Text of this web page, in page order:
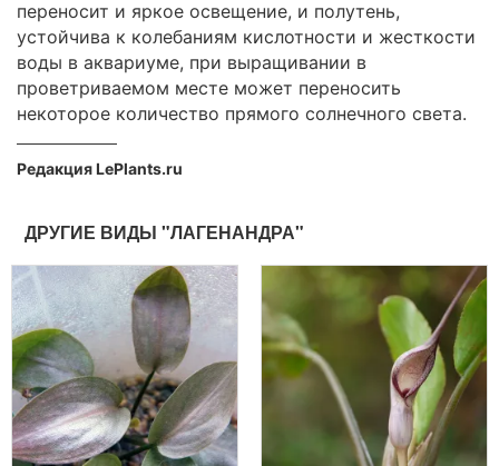
переносит и яркое освещение, и полутень,
устойчива к колебаниям кислотности и жесткости
воды в аквариуме, при выращивании в
проветриваемом месте может переносить
некоторое количество прямого солнечного света.
Редакция LePlants.ru
ДРУГИЕ ВИДЫ "ЛАГЕНАНДРА"